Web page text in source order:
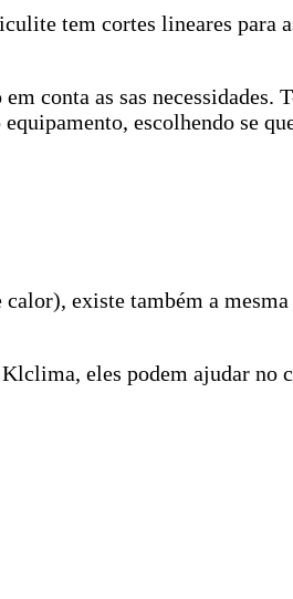
tem cortes lineares para
conta as sas
escolhendo se
existe também a
eles podem ajudar no